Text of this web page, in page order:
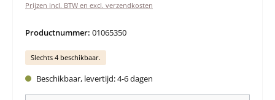
Prijzen incl. BTW en excl. verzendkosten
Productnummer: 01065350
Slechts 4 beschikbaar.
Beschikbaar, levertijd: 4-6 dagen